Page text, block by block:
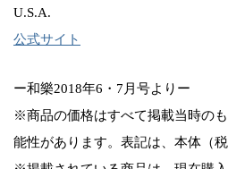
U.S.A.
公式サイト
ー和樂2018年6・7月号よりー
※商品の価格はすべて掲載当時の
能性があります。表記は、本体（税